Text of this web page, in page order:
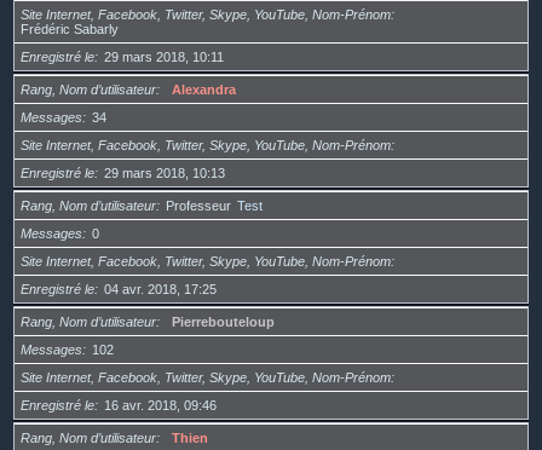
Site Internet, Facebook, Twitter, Skype, YouTube, Nom-Prénom
Frédéric Sabarly
Enregistré le
29 mars 2018, 10:11
Rang, Nom d’utilisateur
Alexandra
Messages
34
Site Internet, Facebook, Twitter, Skype, YouTube, Nom-Prénom
Enregistré le
29 mars 2018, 10:13
Rang, Nom d’utilisateur Professeur Test
Messages
0
Site Internet, Facebook, Twitter, Skype, YouTube, Nom-Prénom
Enregistré le
04 avr. 2018, 17:25
Rang, Nom d’utilisateur
Pierrebouteloup
Messages
102
Site Internet, Facebook, Twitter, Skype, YouTube, Nom-Prénom
Enregistré le
16 avr. 2018, 09:46
Rang, Nom d’utilisateur
Thien